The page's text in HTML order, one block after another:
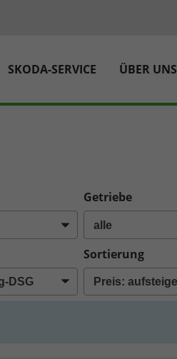
SKODA-SERVICE ÜBER UNS
Getriebe
Sortierung